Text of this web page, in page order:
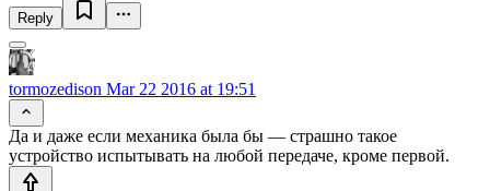
Reply
tormozedison Mar 22 2016 at 19:51
Да и даже если механика была бы — страшно такое
устройство испытывать на любой передаче, кроме первой.